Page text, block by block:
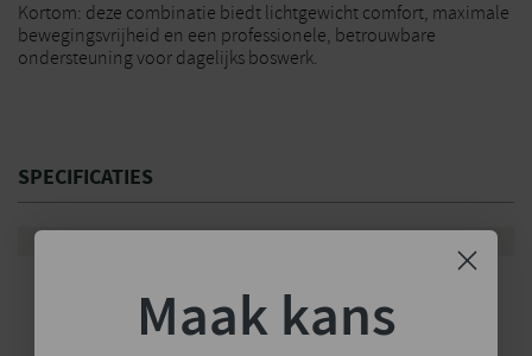
Kortom: deze combinatie biedt lichtgewicht comfort, maximale
bewegingsvrijheid en een professionele, betrouwbare
ondersteuning voor dagelijks boswerk.
SPECIFICATIES
Maak kans